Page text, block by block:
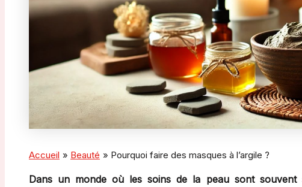
Accueil Beauté Pourquoi faire des masques à l’argile ?
Dans un monde où les soins de la peau sont souvent